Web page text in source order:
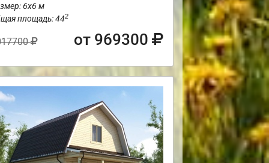
6х6 м
площадь: 442
от 969300